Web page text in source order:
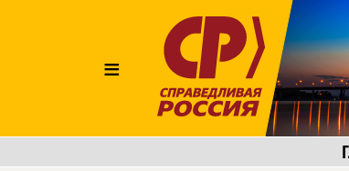
≡